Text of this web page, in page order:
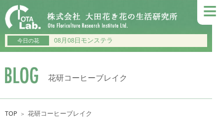
≡
今日の花 08月08日モンステラ
花研コーヒーブレイク
TOP ＞ 花研コーヒーブレイク